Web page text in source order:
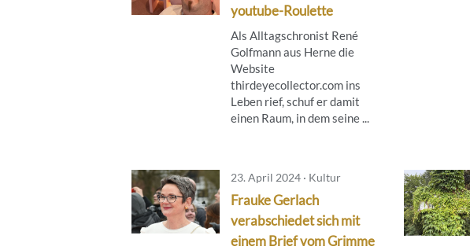
youtube-Roulette
Als Alltagschronist René
Golfmann aus Herne die
Website
thirdeyecollector.com ins
Leben rief, schuf er damit
einen Raum, in dem seine ...
23. April 2024 · Kultur
Frauke Gerlach
verabschiedet sich mit
einem Brief vom Grimme